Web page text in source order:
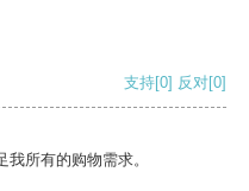
支持[0] 反对[0]
所有的购物需求。